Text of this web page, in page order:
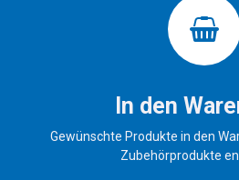
In den
Gewünschte Produkte in den
Zubehörprodukte